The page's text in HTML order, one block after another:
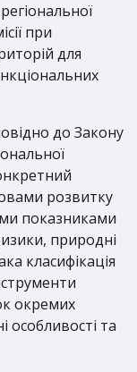
при
для
до Закону
розвитку
показниками
природні
класифікація
окремих
особливості та